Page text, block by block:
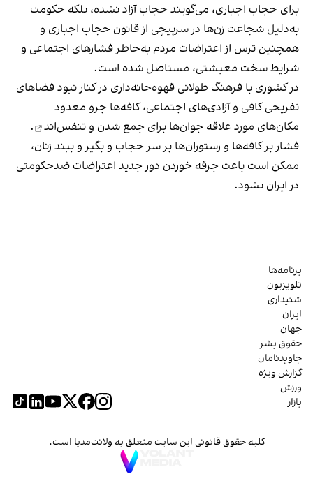
برای حجاب اجباری، می‌گویند حجاب آزاد نشده، بلکه حکومت
به‌دلیل شجاعت زن‌ها در سرپیچی از قانون حجاب اجباری و
همچنین ترس از اعتراضات مردم به‌خاطر فشارهای اجتماعی و
شرایط سخت معیشتی، مستاصل شده است.
در کشوری با فرهنگ طولانی قهوه‌‌خانه‌داری در کنار نبود فضاهای
تفریحی کافی و آزادی‌های اجتماعی، کافه‌ها جزو معدود
مکان‌های مورد علاقه جوان‌ها برای جمع شدن و تنفس‌اند
.
فشار بر کافه‌ها و رستوران‌ها بر سر حجاب و بگیر و ببند زنان،
ممکن است باعث جرقه خوردن دور جدید اعتراضات ضدحکومتی
در ایران بشود.
برنامه‌ها
تلویزیون
شنیداری
ایران
جهان
حقوق بشر
جاویدنامان
گزارش ویژه
ورزش
بازار
کلیه حقوق قانونی این سایت متعلق به ولانت‌مدیا است.